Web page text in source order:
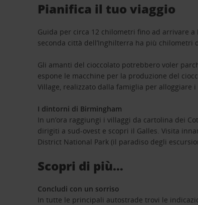
Pianifica il tuo viaggio
Guida per circa 12 chilometri fino ad arrivare
seconda città dell’Inghilterra ha più chilometri
Gli amanti del cioccolato potrebbero voler
espone le macchine per la produzione del
Village, realizzato dalla famiglia per alloggiare
I dintorni di Birmingham
In un’ora raggiungi i villaggi da cartolina dei
dirigiti a sud-ovest e scopri il Galles. Visita
District National Park (il paradiso degli
Scopri di più…
Concludi con un sorriso
In tutte le principali autostrade trovi le